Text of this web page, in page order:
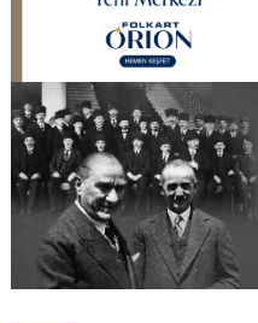
Çerez Politikası
Künye
Ankara
TBMM